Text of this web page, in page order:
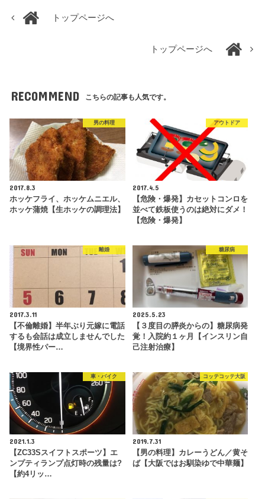
トップページへ
トップページへ
RECOMMEND こちらの記事も人気です。
男の料理
2017.8.3
ホッケフライ、ホッケムニエル、
ホッケ蒲焼【生ホッケの調理法】
アウトドア
2017.4.5
【危険・爆発】カセットコンロを
並べて鉄板使うのは絶対にダメ！
【危険・爆発】
離婚
2017.3.11
【不倫離婚】半年ぶり元嫁に電話
するも会話は成立しませんでした
【境界性パー…
糖尿病
2025.5.23
【３度目の膵炎からの】糖尿病発
覚！入院約１ヶ月【インスリン自
己注射治療】
車・バイク
2021.1.3
【ZC33Sスイフトスポーツ】エ
ンプティランプ点灯時の残量は?
【約4リッ…
コッテコッテ大阪
2019.7.31
【男の料理】カレーうどん／黄そ
ば【大阪ではお馴染ゆで中華麺】